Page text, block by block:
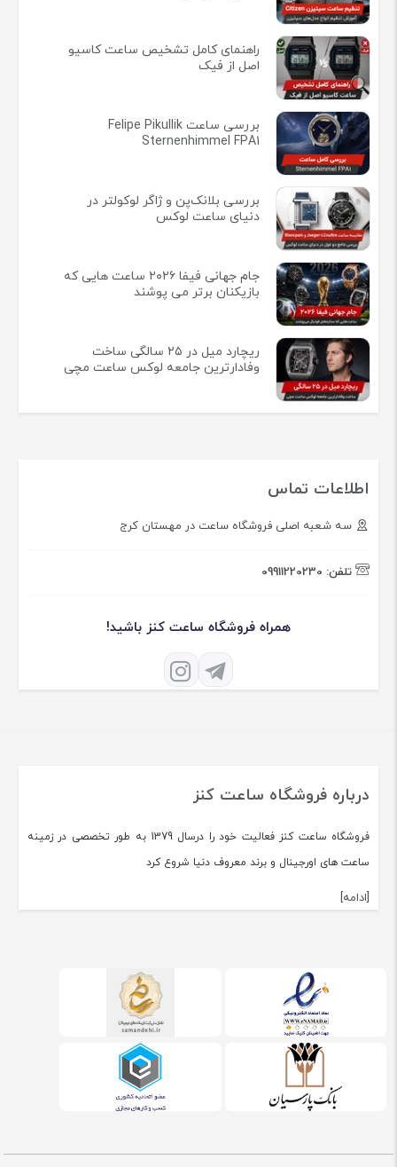
راهنمای کامل تشخیص ساعت کاسیو
اصل از فیک
بررسی ساعت Felipe Pikullik
Sternenhimmel FPA1
بررسی بلانک‌پن و ژاگر لوکولتر در
دنیای ساعت لوکس
جام جهانی فیفا ۲۰۲۶ ساعت هایی که
بازیکنان برتر می پوشند
ریچارد میل در ۲۵ سالگی ساخت
وفادارترین جامعه لوکس ساعت مچی
اطلاعات تماس
سه شعبه اصلی فروشگاه ساعت در مهستان کرج
تلفن: 09911220230
همراه فروشگاه ساعت کنز باشید!
درباره فروشگاه ساعت کنز
فروشگاه ساعت کنز فعالیت خود را درسال 1379 به طور تخصصی در زمینه
ساعت های اورجینال و برند معروف دنیا شروع کرد
[ادامه]